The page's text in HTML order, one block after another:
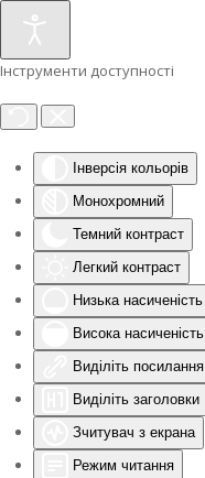
Інструменти доступності
Інверсія кольорів
Монохромний
Темний контраст
Легкий контраст
Низька насиченість
Висока насиченість
Виділіть посилання
Виділіть заголовки
Зчитувач з екрана
Режим читання